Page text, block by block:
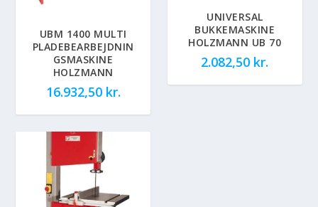
UBM 1400 MULTI
PLADEBEARBEJDNIN
GSMASKINE
HOLZMANN
16.932,50 kr.
UNIVERSAL
BUKKEMASKINE
HOLZMANN UB 70
2.082,50 kr.